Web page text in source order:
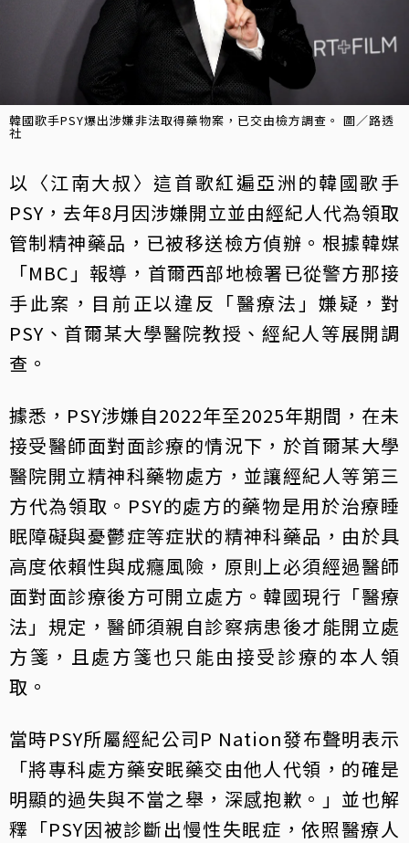
韓國歌手PSY爆出涉嫌非法取得藥物案，已交由檢方調查。 圖／路透
社
以〈江南大叔〉這首歌紅遍亞洲的韓國歌手
PSY，去年8月因涉嫌開立並由經紀人代為領取
管制精神藥品，已被移送檢方偵辦。根據韓媒
「MBC」報導，首爾西部地檢署已從警方那接
手此案，目前正以違反「醫療法」嫌疑，對
PSY、首爾某大學醫院教授、經紀人等展開調
查。
據悉，PSY涉嫌自2022年至2025年期間，在未
接受醫師面對面診療的情況下，於首爾某大學
醫院開立精神科藥物處方，並讓經紀人等第三
方代為領取。PSY的處方的藥物是用於治療睡
眠障礙與憂鬱症等症狀的精神科藥品，由於具
高度依賴性與成癮風險，原則上必須經過醫師
面對面診療後方可開立處方。韓國現行「醫療
法」規定，醫師須親自診察病患後才能開立處
方箋，且處方箋也只能由接受診療的本人領
取。
當時PSY所屬經紀公司P Nation發布聲明表示
「將專科處方藥安眠藥交由他人代領，的確是
明顯的過失與不當之舉，深感抱歉。」並也解
釋「PSY因被診斷出慢性失眠症，依照醫療人